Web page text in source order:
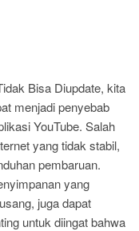
Bisa Diupdate, kita
menjadi penyebab
YouTube. Salah
yang tidak stabil,
pembaruan.
yang
juga dapat
untuk diingat bahwa